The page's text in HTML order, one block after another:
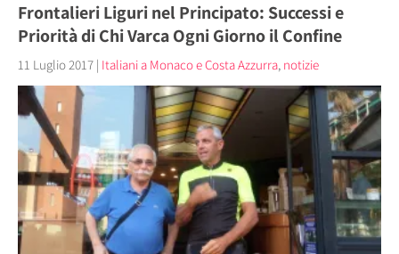
Frontalieri Liguri nel Principato: Successi e
Priorità di Chi Varca Ogni Giorno il Confine
11 Luglio 2017 | Italiani a Monaco e Costa Azzurra, notizie